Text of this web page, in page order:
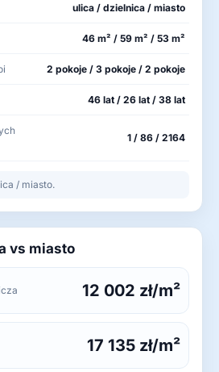
ulica / dzielnica / miasto
46 m² / 59 m² / 53 m²
2 pokoje / 3 pokoje / 2 pokoje
46 lat / 26 lat / 38 lat
1 / 86 / 2164
/ miasto.
vs miasto
12 002 zł/m²
17 135 zł/m²